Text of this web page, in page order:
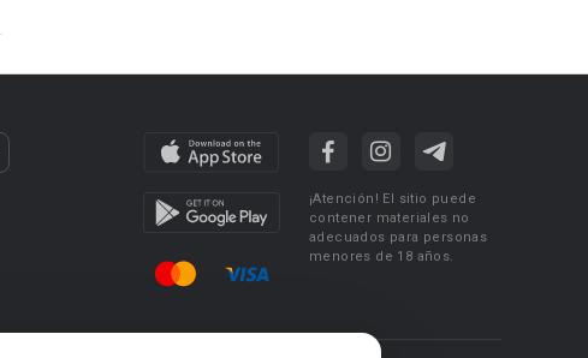
¡Atención! El sitio puede
contener materiales no
adecuados para personas
menores de 18 años.